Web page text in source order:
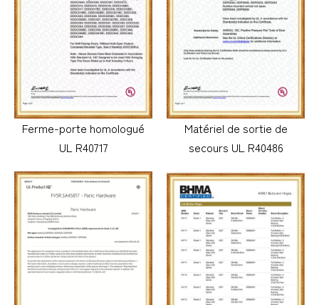
Ferme-porte homologué
UL R40717
Matériel de sortie de
secours UL R40486